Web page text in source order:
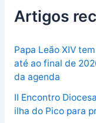
Artigos
Papa Leão XIV
até ao final de
da agenda
II Encontro
ilha do Pico para